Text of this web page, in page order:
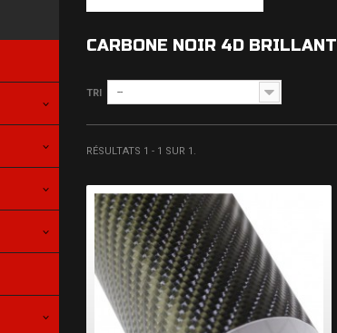
CARBONE NOIR 4D BRILLANT
TRI --
RÉSULTATS 1 - 1 SUR 1.